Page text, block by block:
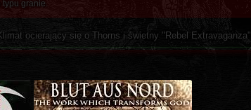
typu granie.
ocierający się o Thorns i świetny "Rebel Extravaganza"